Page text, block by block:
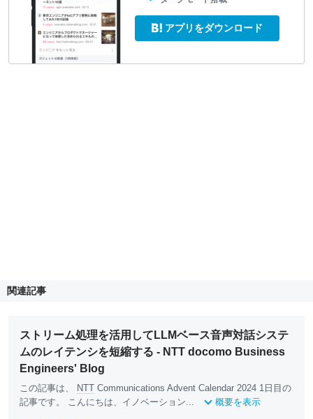
アプリをダウンロード
関連記事
ストリーム処理を活用してLLMベース音声対話システ
ムのレイテンシを短縮する - NTT docomo Business
Engineers' Blog
この記事は、 NTT Communications Advent Calendar 2024 1日目の
記事です。 こんにちは、イノベーション...
概要を表示